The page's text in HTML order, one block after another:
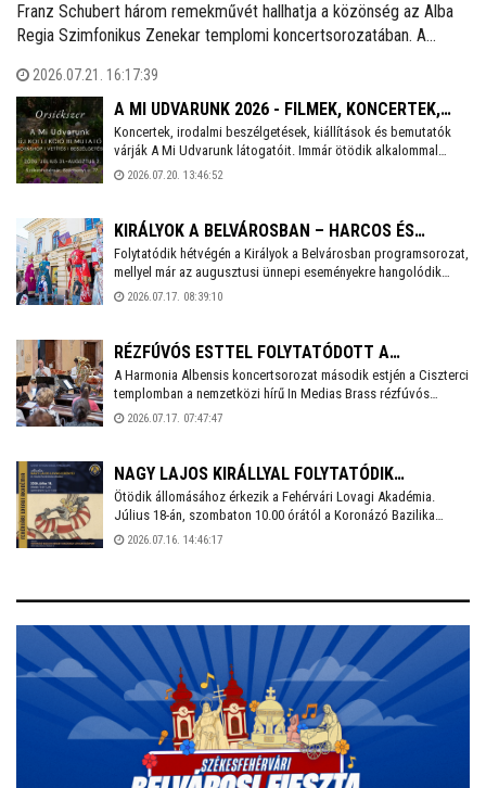
TEREK – HARMONIA ALBENSIS
Franz Schubert három remekművét hallhatja a közönség az Alba
Regia Szimfonikus Zenekar templomi koncertsorozatában. A
István-székesegyházban folytatódik.
2026.07.21. 16:17:39
A MI UDVARUNK 2026 - FILMEK, KONCERTEK,
KIÁLLÍTÁSOK
Koncertek, irodalmi beszélgetések, kiállítások és bemutatók
várják A Mi Udvarunk látogatóit. Immár ötödik alkalommal
rendezi meg az Orsiékszer a hangulatos, összművészeti
workshop is és itt debütál a Kékfestő kollekció.
2026.07.20. 13:46:52
KIRÁLYOK A BELVÁROSBAN – HARCOS ÉS
HÓDÍTÓ URALKODÓKKAL FOLYTATÓDIK A
PROGRAMSOROZAT
Folytatódik hétvégén a Királyok a Belvárosban programsorozat,
mellyel már az augusztusi ünnepi eseményekre hangolódik
Székesfehérvár. Július 18-án, szombaton 17.00 órától harcos,
térig.
2026.07.17. 08:39:10
RÉZFÚVÓS ESTTEL FOLYTATÓDOTT A
HARMONIA ALBENSIS
A Harmonia Albensis koncertsorozat második estjén a Ciszterci
templomban a nemzetközi hírű In Medias Brass rézfúvós
kvintett lépett színpadra. A 2010-ben alakult együttes néhány év
2026.07.17. 07:47:47
NAGY LAJOS KIRÁLLYAL FOLYTATÓDIK
SZOMBATON A FEHÉRVÁRI LOVAGI AKADÉMIA
Ötödik állomásához érkezik a Fehérvári Lovagi Akadémia.
Július 18-án, szombaton 10.00 órától a Koronázó Bazilika
Nemzeti Emlékhely Látogatóközpontban Nagy Lajos király
2026.07.16. 14:46:17